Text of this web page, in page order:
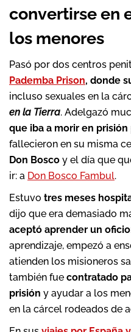
convertirse en
los menores
Pasó por dos centros
Pademba Prison, donde
incluso sexuales en la
en la Tierra. Adelgazó
que iba a morir en prisión
fallecieron en su misma
Don Bosco y el día que
ir: a Don Bosco Fambul.
Estuvo tres meses
dijo que era demasiado
aceptó aprender un
aprendizaje, empezó a
atienden los misioneros
también fue contratado
prisión y ayudar a los
en la cárcel rodeados de